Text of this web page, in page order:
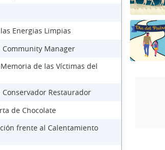
Energias Limpias
Manager
de las Víctimas del
Restaurador
de Chocolate
frente al Calentamiento